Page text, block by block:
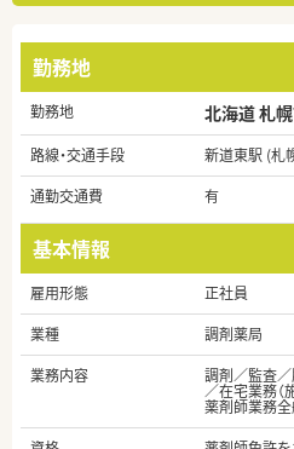
勤務地
勤務地 北海道 札
路線・交通手段
新道東駅 (札
通勤交通費
有
基本情報
雇用形態
正社員
業種
調剤薬局
業務内容
調剤／監査／
／在宅業務（
薬剤師業務